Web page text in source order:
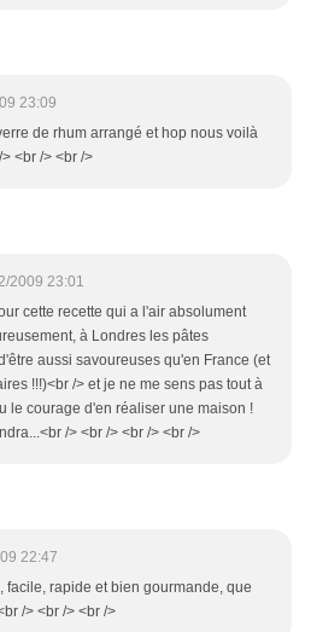
23:09
de rhum arrangé et hop nous voilà
<br /> <br />
2009 23:01
cette recette qui a l'air absolument
à Londres les pâtes
aussi savoureuses qu'en France (et
!!!)<br /> et je ne me sens pas tout à
le courage d'en réaliser une maison !
/> <br /> <br /> <br />
22:47
facile, rapide et bien gourmande, que
/> <br /> <br />